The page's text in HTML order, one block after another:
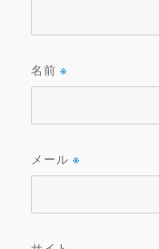
名前※
メール※